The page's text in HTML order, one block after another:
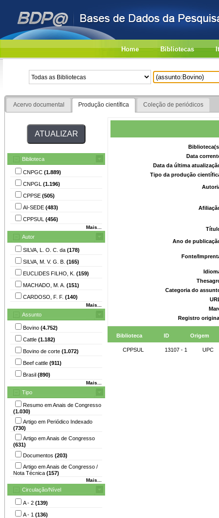
Home Bibliotecas
Acervo documental Produção científica Coleção de periódicos
Biblioteca
CNPGC (1.889)
CNPGL (1.196)
CPPSE (505)
AI-SEDE (483)
CPPSUL (456)
Mais...
Autor
SILVA, L. O. C. da (178)
SILVA, M. V. G. B. (165)
EUCLIDES FILHO, K. (159)
MACHADO, M. A. (151)
CARDOSO, F. F. (140)
Mais...
Assunto
Bovino (4.752)
Cattle (1.182)
Bovino de corte (1.072)
Beef cattle (911)
Brasil (890)
Mais...
Tipo
Resumo em Anais de Congresso
(1.030)
Artigo em Periódico Indexado
(730)
Artigo em Anais de Congresso
(631)
Documentos (203)
Artigo em Anais de Congresso /
Nota Técnica (157)
Mais...
Circulação/Nível
A - 2 (139)
A - 1 (136)
Data
Data da última
Tipo da produção
Ano de
Fonte/
Categoria do
Registro
Biblioteca ID Origem
CPPSUL 13107 - 1 UPC